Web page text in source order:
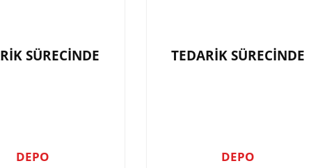
SÜRECİNDE
DEPO
TEDARİK SÜRECİNDE
DEPO